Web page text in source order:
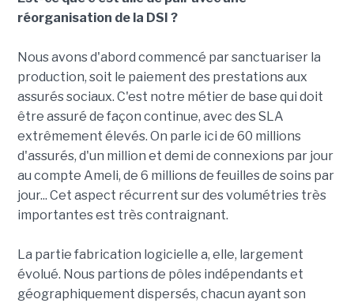
réorganisation de la DSI ?
Nous avons d'abord commencé par sanctuariser la
production, soit le paiement des prestations aux
assurés sociaux. C'est notre métier de base qui doit
être assuré de façon continue, avec des SLA
extrêmement élevés. On parle ici de 60 millions
d'assurés, d'un million et demi de connexions par jour
au compte Ameli, de 6 millions de feuilles de soins par
jour... Cet aspect récurrent sur des volumétries très
importantes est très contraignant.
La partie fabrication logicielle a, elle, largement
évolué. Nous partions de pôles indépendants et
géographiquement dispersés, chacun ayant son